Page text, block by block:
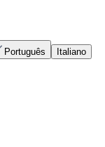
Português
Italiano